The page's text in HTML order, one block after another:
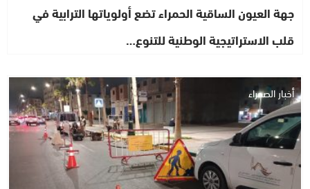
جهة العيون الساقية الحمراء تضع أولوياتها الترابية في
قلب الاستراتيجية الوطنية للتنوع…
أخبار الصحراء